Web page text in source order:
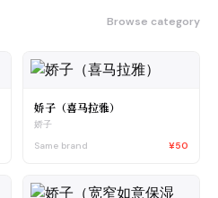
Browse category
娇子（喜马拉雅）
娇子
Same brand
¥50